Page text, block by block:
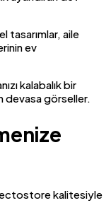
tasarımlar, aile
ev
kalabalık bir
devasa görseller.
kalitesiyle